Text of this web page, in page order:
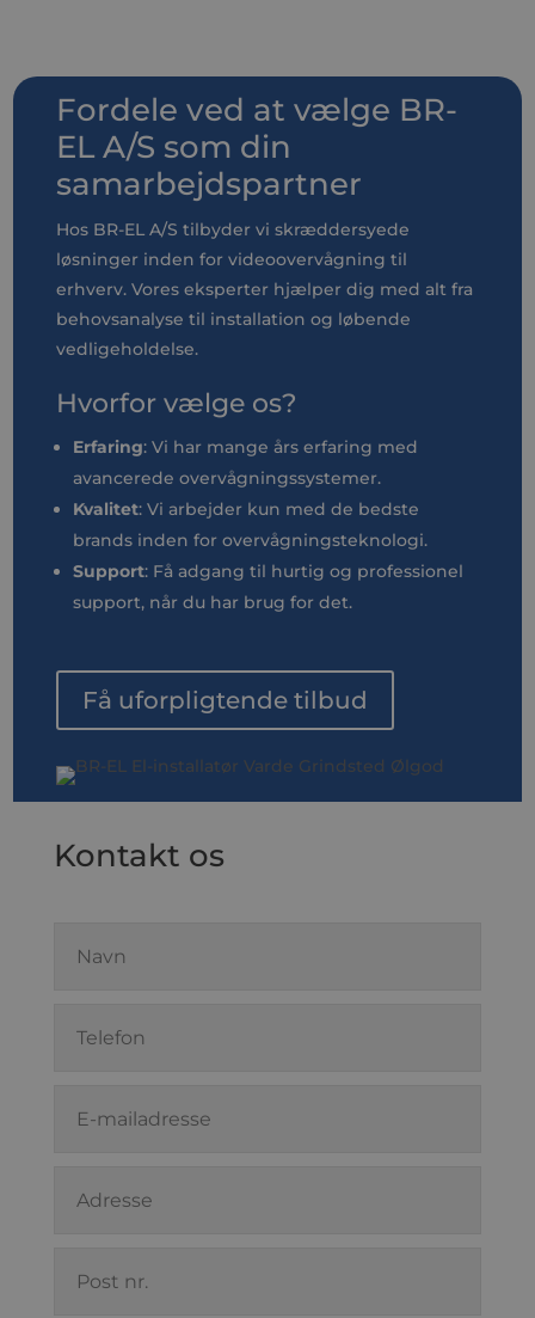
Fordele ved at vælge BR-
EL A/S som din
samarbejdspartner
Hos BR-EL A/S tilbyder vi skræddersyede
løsninger inden for videoovervågning til
erhverv. Vores eksperter hjælper dig med alt fra
behovsanalyse til installation og løbende
vedligeholdelse.
Hvorfor vælge os?
Erfaring: Vi har mange års erfaring med
avancerede overvågningssystemer.
Kvalitet: Vi arbejder kun med de bedste
brands inden for overvågningsteknologi.
Support: Få adgang til hurtig og professionel
support, når du har brug for det.
Få uforpligtende tilbud
Kontakt os